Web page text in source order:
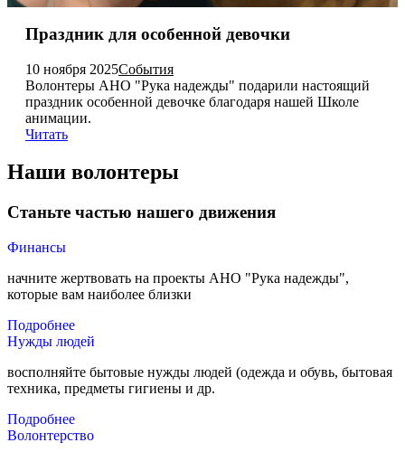
Праздник для особенной девочки
10 ноября 2025События
Волонтеры АНО "Рука надежды" подарили настоящий
праздник особенной девочке благодаря нашей Школе
анимации.
Читать
Наши волонтеры
Станьте частью нашего движения
Финансы
начните жертвовать на проекты АНО "Рука надежды",
которые вам наиболее близки
Подробнее
Нужды людей
восполняйте бытовые нужды людей (одежда и обувь, бытовая
техника, предметы гигиены и др.
Подробнее
Волонтерство